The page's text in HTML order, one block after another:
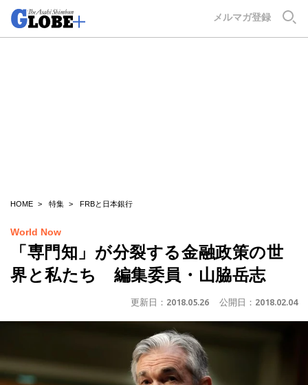
メルマガ登録
HOME 特集 FRBと日本銀行
World Now
「専門知」が分裂する金融政策の世
界と私たち 編集委員・山脇岳志
更新日： 2018.05.26 公開日： 2018.02.04